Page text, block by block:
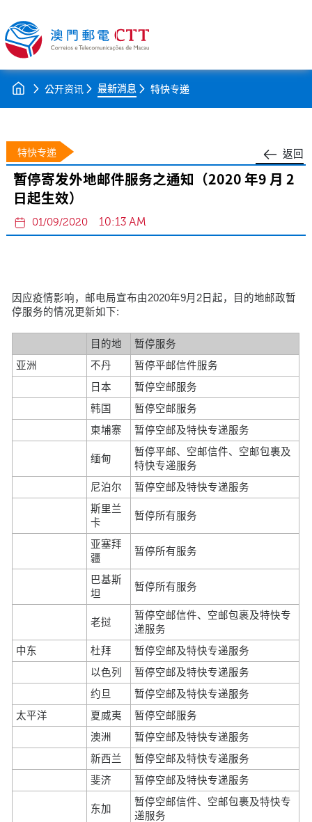
公开资讯 最新消息 特快专递
返回
特快专递
暂停寄发外地邮件服务之通知（2020 年9 月 2
日起生效）
01/09/2020 10:13 AM
因应疫情影响，邮电局宣布由2020年9月2日起，目的地邮政暂
停服务的情况更新如下:
目的地
暂停服务
亚洲
不丹
暂停平邮信件服务
日本
暂停空邮服务
韩国
暂停空邮服务
柬埔寨
暂停空邮及特快专递服务
缅甸
暂停平邮、空邮信件、空邮包裹及
特快专递服务
尼泊尔
暂停空邮及特快专递服务
斯里兰
卡
暂停所有服务
亚塞拜
疆
暂停所有服务
巴基斯
坦
暂停所有服务
老挝
暂停空邮信件、空邮包裹及特快专
递服务
中东
杜拜
暂停空邮及特快专递服务
以色列
暂停空邮及特快专递服务
约旦
暂停空邮及特快专递服务
太平洋
夏威夷
暂停空邮服务
澳洲
暂停空邮及特快专递服务
新西兰
暂停空邮及特快专递服务
斐济
暂停空邮及特快专递服务
东加
暂停空邮信件、空邮包裹及特快专
递服务